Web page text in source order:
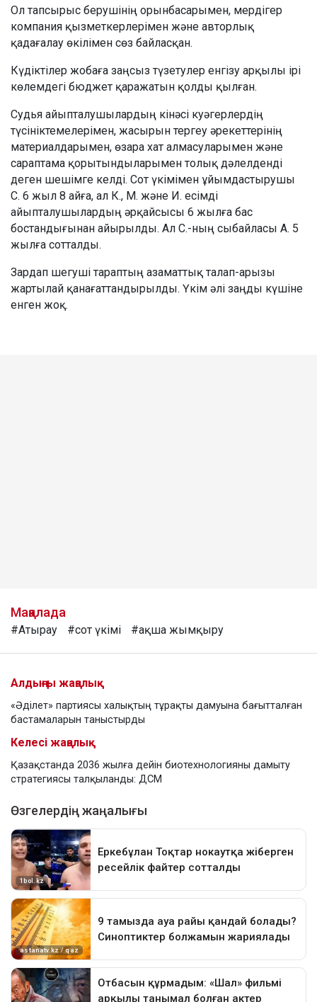
Ол тапсырыс берушінің орынбасарымен, мердігер
компания қызметкерлерімен және авторлық
қадағалау өкілімен сөз байласқан.
Күдіктілер жобаға заңсыз түзетулер енгізу арқылы ірі
көлемдегі бюджет қаражатын қолды қылған.
Судья айыпталушылардың кінәсі куәгерлердің
түсініктемелерімен, жасырын тергеу әрекеттерінің
материалдарымен, өзара хат алмасуларымен және
сараптама қорытындыларымен толық дәлелденді
деген шешімге келді. Сот үкімімен ұйымдастырушы
С. 6 жыл 8 айға, ал К., М. және И. есімді
айыпталушылардың әрқайсысы 6 жылға бас
бостандығынан айырылды. Ал С.-ның сыбайласы А. 5
жылға сотталды.
Зардап шегуші тараптың азаматтық талап-арызы
жартылай қанағаттандырылды. Үкім әлі заңды күшіне
енген жоқ.
Мақалада
#Атырау #сот үкімі #ақша жымқыру
Алдыңғы жаңалық
«Әділет» партиясы халықтың тұрақты дамуына бағытталған
бастамаларын таныстырды
Келесі жаңалық
Қазақстанда 2036 жылға дейін биотехнологияны дамыту
стратегиясы талқыланды: ДСМ